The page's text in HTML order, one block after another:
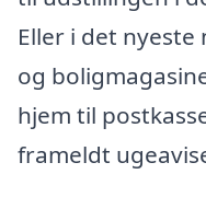
Eller i det
og
hjem til
frameldt